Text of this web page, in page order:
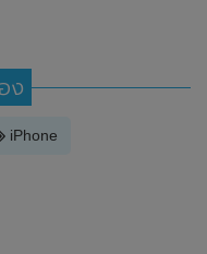
ง
iPhone